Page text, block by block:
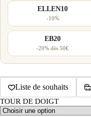
ELLEN10
-10%
EB20
-20% dès 50€
Liste de souhaits
TOUR DE DOIGT